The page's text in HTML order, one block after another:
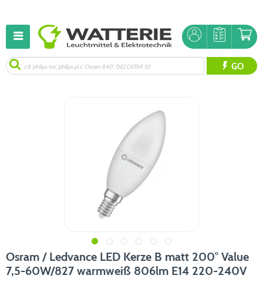
GO
Osram / Ledvance LED Kerze B matt 200° Value
7,5-60W/827 warmweiß 806lm E14 220-240V